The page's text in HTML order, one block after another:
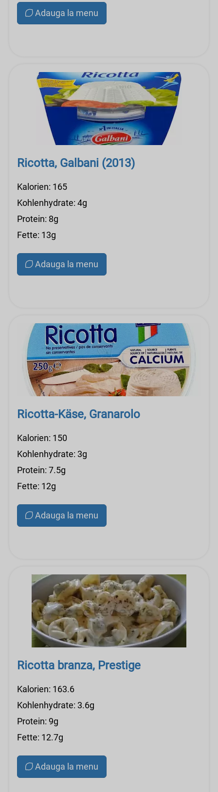
Adauga la menu
Ricotta, Galbani (2013)
Kalorien: 165
Kohlenhydrate: 4g
Protein: 8g
Fette: 13g
Adauga la menu
Ricotta-Käse, Granarolo
Kalorien: 150
Kohlenhydrate: 3g
Protein: 7.5g
Fette: 12g
Adauga la menu
Ricotta branza, Prestige
Kalorien: 163.6
Kohlenhydrate: 3.6g
Protein: 9g
Fette: 12.7g
Adauga la menu